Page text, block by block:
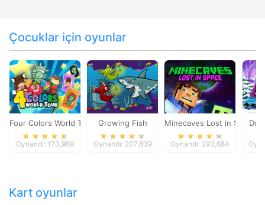
Çocuklar için oyunlar
Four Colors World Tour
Oynandı: 173,969
Growing Fish
Oynandı: 207,839
Minecaves Lost in Space
Oynandı: 293,684
Kart oyunlar